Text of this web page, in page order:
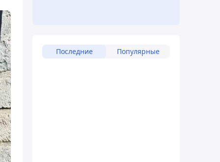
Последние Популярные